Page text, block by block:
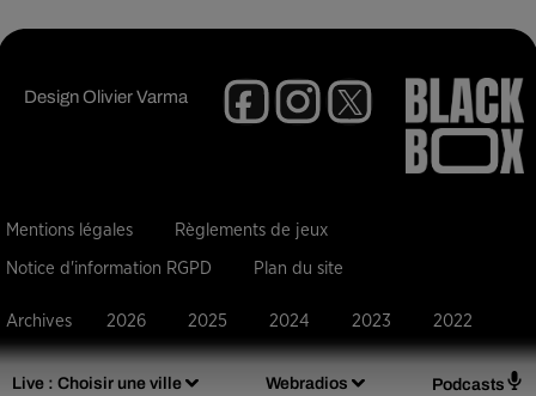
Live : Choisir une ville Webradios Podcasts
DesignOlivier Varma
Mentions légales Règlements de jeux
Notice d'information RGPD Plan du site
Archives 2026 2025 2024 2023 2022